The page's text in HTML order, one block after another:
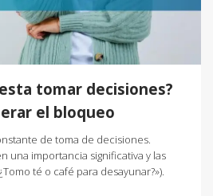
tomar decisiones?
el bloqueo
de toma de decisiones.
una importancia significativa y las
té o café para desayunar?»).